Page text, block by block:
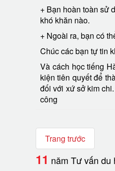
+ Bạn hoàn toàn sử
khó khăn nào.
+ Ngoài ra, bạn có
Chúc các bạn tự tin
Và cách học tiếng
kiện tiên quyết để
đối với xứ sở kim
công
Trang trước
11 năm Tư vấn du